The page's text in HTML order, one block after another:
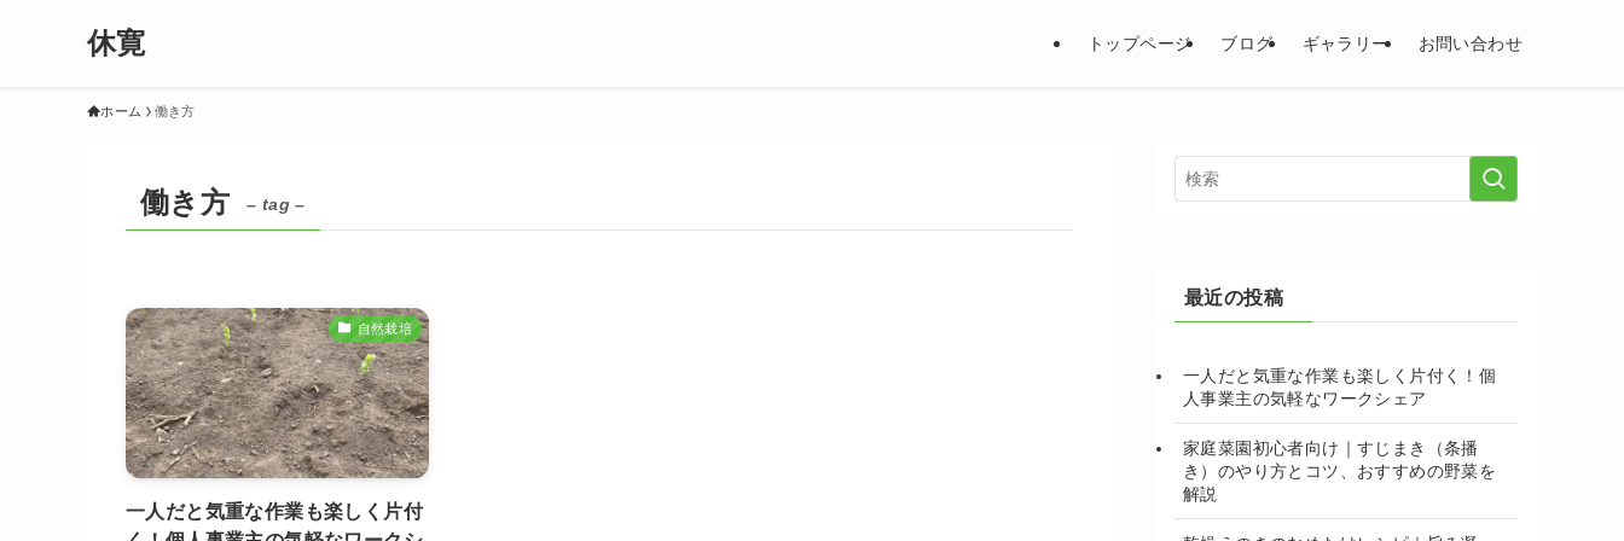
休寛 トップページ ブログ ギャラリー お問い合わせ
ホーム 働き方
働き方 – tag –
自然栽培
一人だと気重な作業も楽しく片付
最近の投稿
一人だと気重な作業も楽しく片付く！個
人事業主の気軽なワークシェア
家庭菜園初心者向け｜すじまき（条播
き）のやり方とコツ、おすすめの野菜を
解説